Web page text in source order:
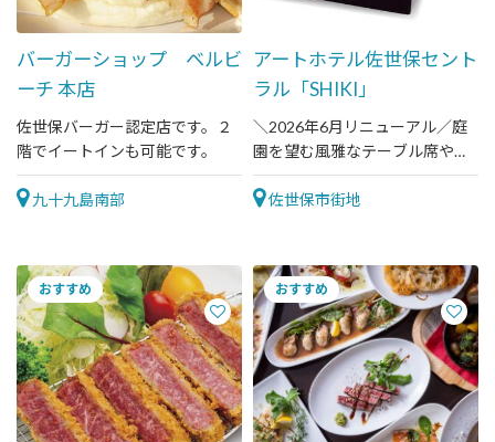
バーガーショップ ベルビ
ーチ 本店
佐世保バーガー認定店です。２
階でイートインも可能です。
九十九島南部
アートホテル佐世保セント
ラル「SHIKI」
＼2026年6月リニューアル／庭
園を望む風雅なテーブル席や、
個室も完備。佐世保・長崎の地
元食材を活かした和洋ビュッフ
佐世保市街地